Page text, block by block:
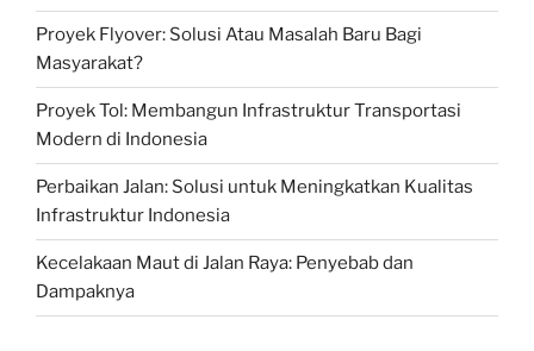
Proyek Flyover: Solusi Atau Masalah Baru Bagi
Masyarakat?
Proyek Tol: Membangun Infrastruktur Transportasi
Modern di Indonesia
Perbaikan Jalan: Solusi untuk Meningkatkan Kualitas
Infrastruktur Indonesia
Kecelakaan Maut di Jalan Raya: Penyebab dan
Dampaknya